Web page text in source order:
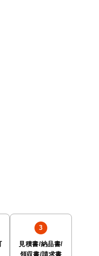
見積書/納品書/
領収書/請求書